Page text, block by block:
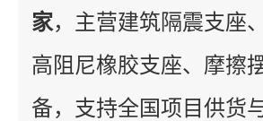
家，主营建筑隔震支座
高阻尼橡胶支座、摩擦
备，支持全国项目供货